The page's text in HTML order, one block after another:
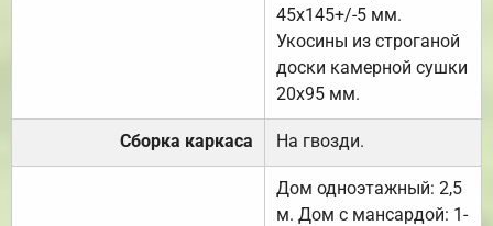
45х145+/-5 мм.
Укосины из строганой
доски камерной сушки
20х95 мм.
Сборка каркаса На гвозди.
Дом одноэтажный: 2,5
м. Дом с мансардой: 1-